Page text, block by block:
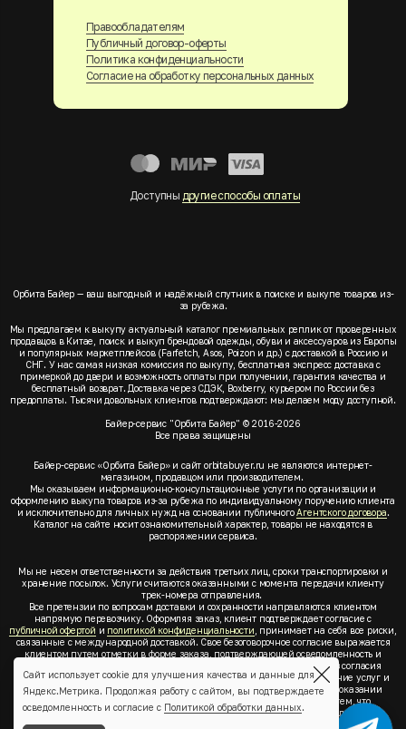
Правообладателям
Публичный договор-оферты
Политика конфиденциальности
Согласие на обработку персональных данных
Доступны другие способы оплаты
Орбита Байер — ваш выгодный и надёжный спутник в поиске и выкупе товаров из-
за рубежа.
Мы предлагаем к выкупу актуальный каталог премиальных реплик от проверенных
продавцов в Китае, поиск и выкуп брендовой одежды, обуви и аксессуаров из Европы
и популярных маркетплейсов (Farfetch, Asos, Poizon и др.) с доставкой в Россию и
СНГ. У нас самая низкая комиссия по выкупу, бесплатная экспресс доставка с
примеркой до двери и возможность оплаты при получении, гарантия качества и
бесплатный возврат. Доставка через СДЭК, Boxberry, курьером по России без
предоплаты. Тысячи довольных клиентов подтверждают: мы делаем моду доступной.
Байер-сервис "Орбита Байер" © 2016-2026
Все права защищены
Байер-сервис «Орбита Байер» и сайт orbitabuyer.ru не являются интернет-
магазином, продавцом или производителем.
Мы оказываем информационно-консультационные услуги по организации и
оформлению выкупа товаров из-за рубежа по индивидуальному поручению клиента
и исключительно для личных нужд на основании публичногоАгентского договора.
Каталог на сайте носит ознакомительный характер, товары не находятся в
распоряжении сервиса.
Мы не несем ответственности за действия третьих лиц, сроки транспортировки и
хранение посылок. Услуги считаются оказанными с момента передачи клиенту
трек-номера отправления.
Все претензии по вопросам доставки и сохранности направляются клиентом
напрямую перевозчику. Оформляя заказ, клиент подтверждает согласие с
публичной офертой и политикой конфиденциальности , принимает на себя все риски,
связанные с международной доставкой. Свое безоговорочное согласие выражается
клиентом путем отметки в форме заказа, подтверждающей осведомленность и
согласие клиента со всеми предлагаемыми сервисом условиями. Без согласия
клиента спубличной офертой иполитикой конфиденциальностиоказание услуг и
оформление заказа невозможно. Заключая акцепт условий оферты об оказании
услуг, клиент понимает, заверяет, подтверждает и соглашается с тем, что
выкупаемые товары по индивидуальному запросу выбраны им для личных,
семейных, домашних, бытовых и иных нужд, не связанных с осуществлением
Сайт использует cookie для улучшения качества и данные для
Яндекс.Метрика. Продолжая работу с сайтом, вы подтверждаете
осведомленность и согласие с Политикой обработки данных.